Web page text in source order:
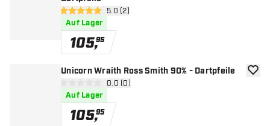
Bewertungsbereich öffnen
5 Bewertungssterne
5.0 (2)
Auf Lager
105,95
Unicorn Wraith Ross Smith 90% - Dartpfeile
Bewertungsbereich öffnen
0 Bewertungssterne
0.0 (0)
Auf Lager
105,95
Zur